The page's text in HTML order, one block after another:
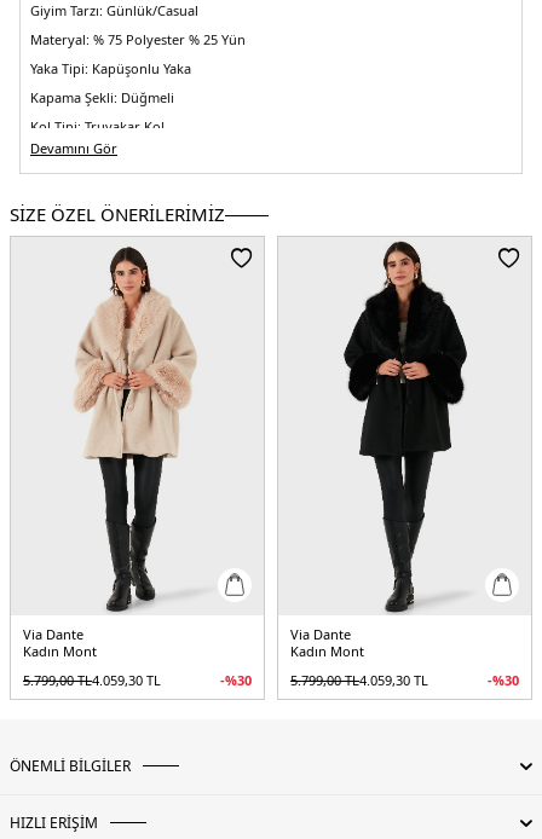
Giyim Tarzı: Günlük/Casual
Materyal: % 75 Polyester % 25 Yün
Yaka Tipi: Kapüşonlu Yaka
Kapama Şekli: Düğmeli
Kol Tipi: Truvakar Kol
Astar Durumu:
Manken Bedeni:Boy : 1.80 cm / Göğüs : 80 cm / Bel : 60 cm / Basen : 89 cm /
Beden : Onesıze
İtalya
5DK2690920.69
Devamını Gör
SİZE ÖZEL ÖNERİLERİMİZ
Via Dante
Kadın Mont
5.799,00TL4.059,30 TL -%30
Via Dante
Kadın Mont
5.799,00TL4.059,30 TL -%30
ÖNEMLİ BİLGİLER
HIZLI ERİŞİM